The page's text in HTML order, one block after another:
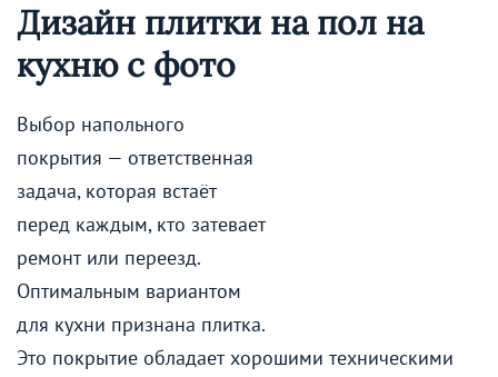
Дизайн плитки на пол на
кухню с фото
Выбор напольного
покрытия — ответственная
задача, которая встаёт
перед каждым, кто затевает
ремонт или переезд.
Оптимальным вариантом
для кухни признана плитка.
Это покрытие обладает хорошими техническими